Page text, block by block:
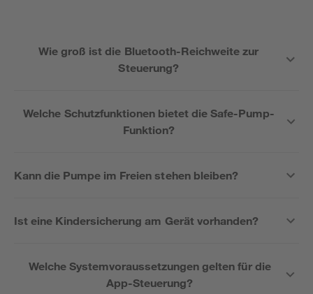
Wie groß ist die Bluetooth-Reichweite zur
Steuerung?
Welche Schutzfunktionen bietet die Safe-Pump-
Funktion?
Kann die Pumpe im Freien stehen bleiben?
Ist eine Kindersicherung am Gerät vorhanden?
Welche Systemvoraussetzungen gelten für die
App-Steuerung?